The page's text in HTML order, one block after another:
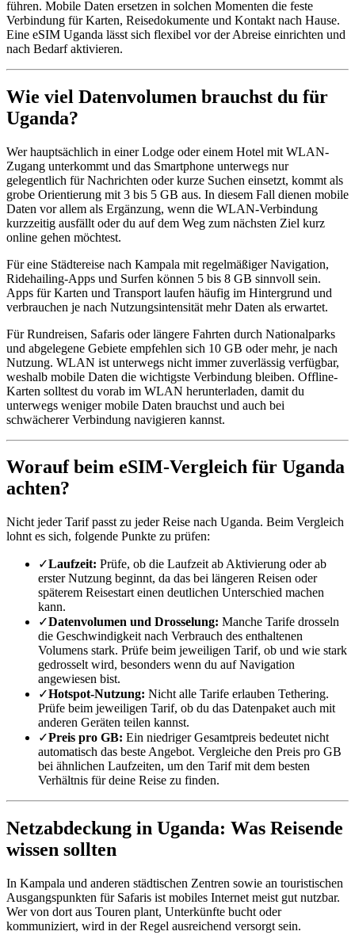
führen. Mobile Daten ersetzen in solchen Momenten die feste
Verbindung für Karten, Reisedokumente und Kontakt nach Hause.
Eine eSIM Uganda lässt sich flexibel vor der Abreise einrichten und
nach Bedarf aktivieren.
Wie viel Datenvolumen brauchst du für
Uganda?
Wer hauptsächlich in einer Lodge oder einem Hotel mit WLAN-
Zugang unterkommt und das Smartphone unterwegs nur
gelegentlich für Nachrichten oder kurze Suchen einsetzt, kommt als
grobe Orientierung mit 3 bis 5 GB aus. In diesem Fall dienen mobile
Daten vor allem als Ergänzung, wenn die WLAN-Verbindung
kurzzeitig ausfällt oder du auf dem Weg zum nächsten Ziel kurz
online gehen möchtest.
Für eine Städtereise nach Kampala mit regelmäßiger Navigation,
Ridehailing-Apps und Surfen können 5 bis 8 GB sinnvoll sein.
Apps für Karten und Transport laufen häufig im Hintergrund und
verbrauchen je nach Nutzungsintensität mehr Daten als erwartet.
Für Rundreisen, Safaris oder längere Fahrten durch Nationalparks
und abgelegene Gebiete empfehlen sich 10 GB oder mehr, je nach
Nutzung. WLAN ist unterwegs nicht immer zuverlässig verfügbar,
weshalb mobile Daten die wichtigste Verbindung bleiben. Offline-
Karten solltest du vorab im WLAN herunterladen, damit du
unterwegs weniger mobile Daten brauchst und auch bei
schwächerer Verbindung navigieren kannst.
Worauf beim eSIM-Vergleich für Uganda
achten?
Nicht jeder Tarif passt zu jeder Reise nach Uganda. Beim Vergleich
lohnt es sich, folgende Punkte zu prüfen:
✓Laufzeit: Prüfe, ob die Laufzeit ab Aktivierung oder ab
erster Nutzung beginnt, da das bei längeren Reisen oder
späterem Reisestart einen deutlichen Unterschied machen
kann.
✓Datenvolumen und Drosselung: Manche Tarife drosseln
die Geschwindigkeit nach Verbrauch des enthaltenen
Volumens stark. Prüfe beim jeweiligen Tarif, ob und wie stark
gedrosselt wird, besonders wenn du auf Navigation
angewiesen bist.
✓Hotspot-Nutzung: Nicht alle Tarife erlauben Tethering.
Prüfe beim jeweiligen Tarif, ob du das Datenpaket auch mit
anderen Geräten teilen kannst.
✓Preis pro GB: Ein niedriger Gesamtpreis bedeutet nicht
automatisch das beste Angebot. Vergleiche den Preis pro GB
bei ähnlichen Laufzeiten, um den Tarif mit dem besten
Verhältnis für deine Reise zu finden.
Netzabdeckung in Uganda: Was Reisende
wissen sollten
In Kampala und anderen städtischen Zentren sowie an touristischen
Ausgangspunkten für Safaris ist mobiles Internet meist gut nutzbar.
Wer von dort aus Touren plant, Unterkünfte bucht oder
kommuniziert, wird in der Regel ausreichend versorgt sein.